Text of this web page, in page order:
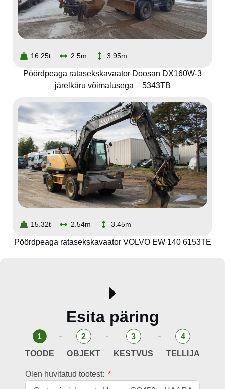
16.25t 2.5m 3.95m
Pöördpeaga ratasekskavaator Doosan DX160W-3
järelkäru võimalusega – 5343TB
15.32t 2.54m 3.45m
Pöördpeaga ratasekskavaator VOLVO EW 140 6153TE
Esita päring
1
TOODE
2
OBJEKT
3
KESTVUS
4
TELLIJA
Olen huvitatud tootest: